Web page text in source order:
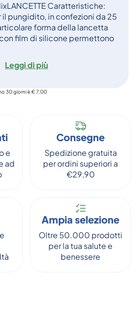
Caratteristiche:
pungidito, in confezioni da 25
forma della lancetta
film di silicone permettono
Leggi di più
30 giorni è € 7,00
e
ad
Consegne
Spedizione gratuita
per ordini superiori a
€29,90
Ampia selezione
Oltre 50.000 prodotti
per la tua salute e
benessere